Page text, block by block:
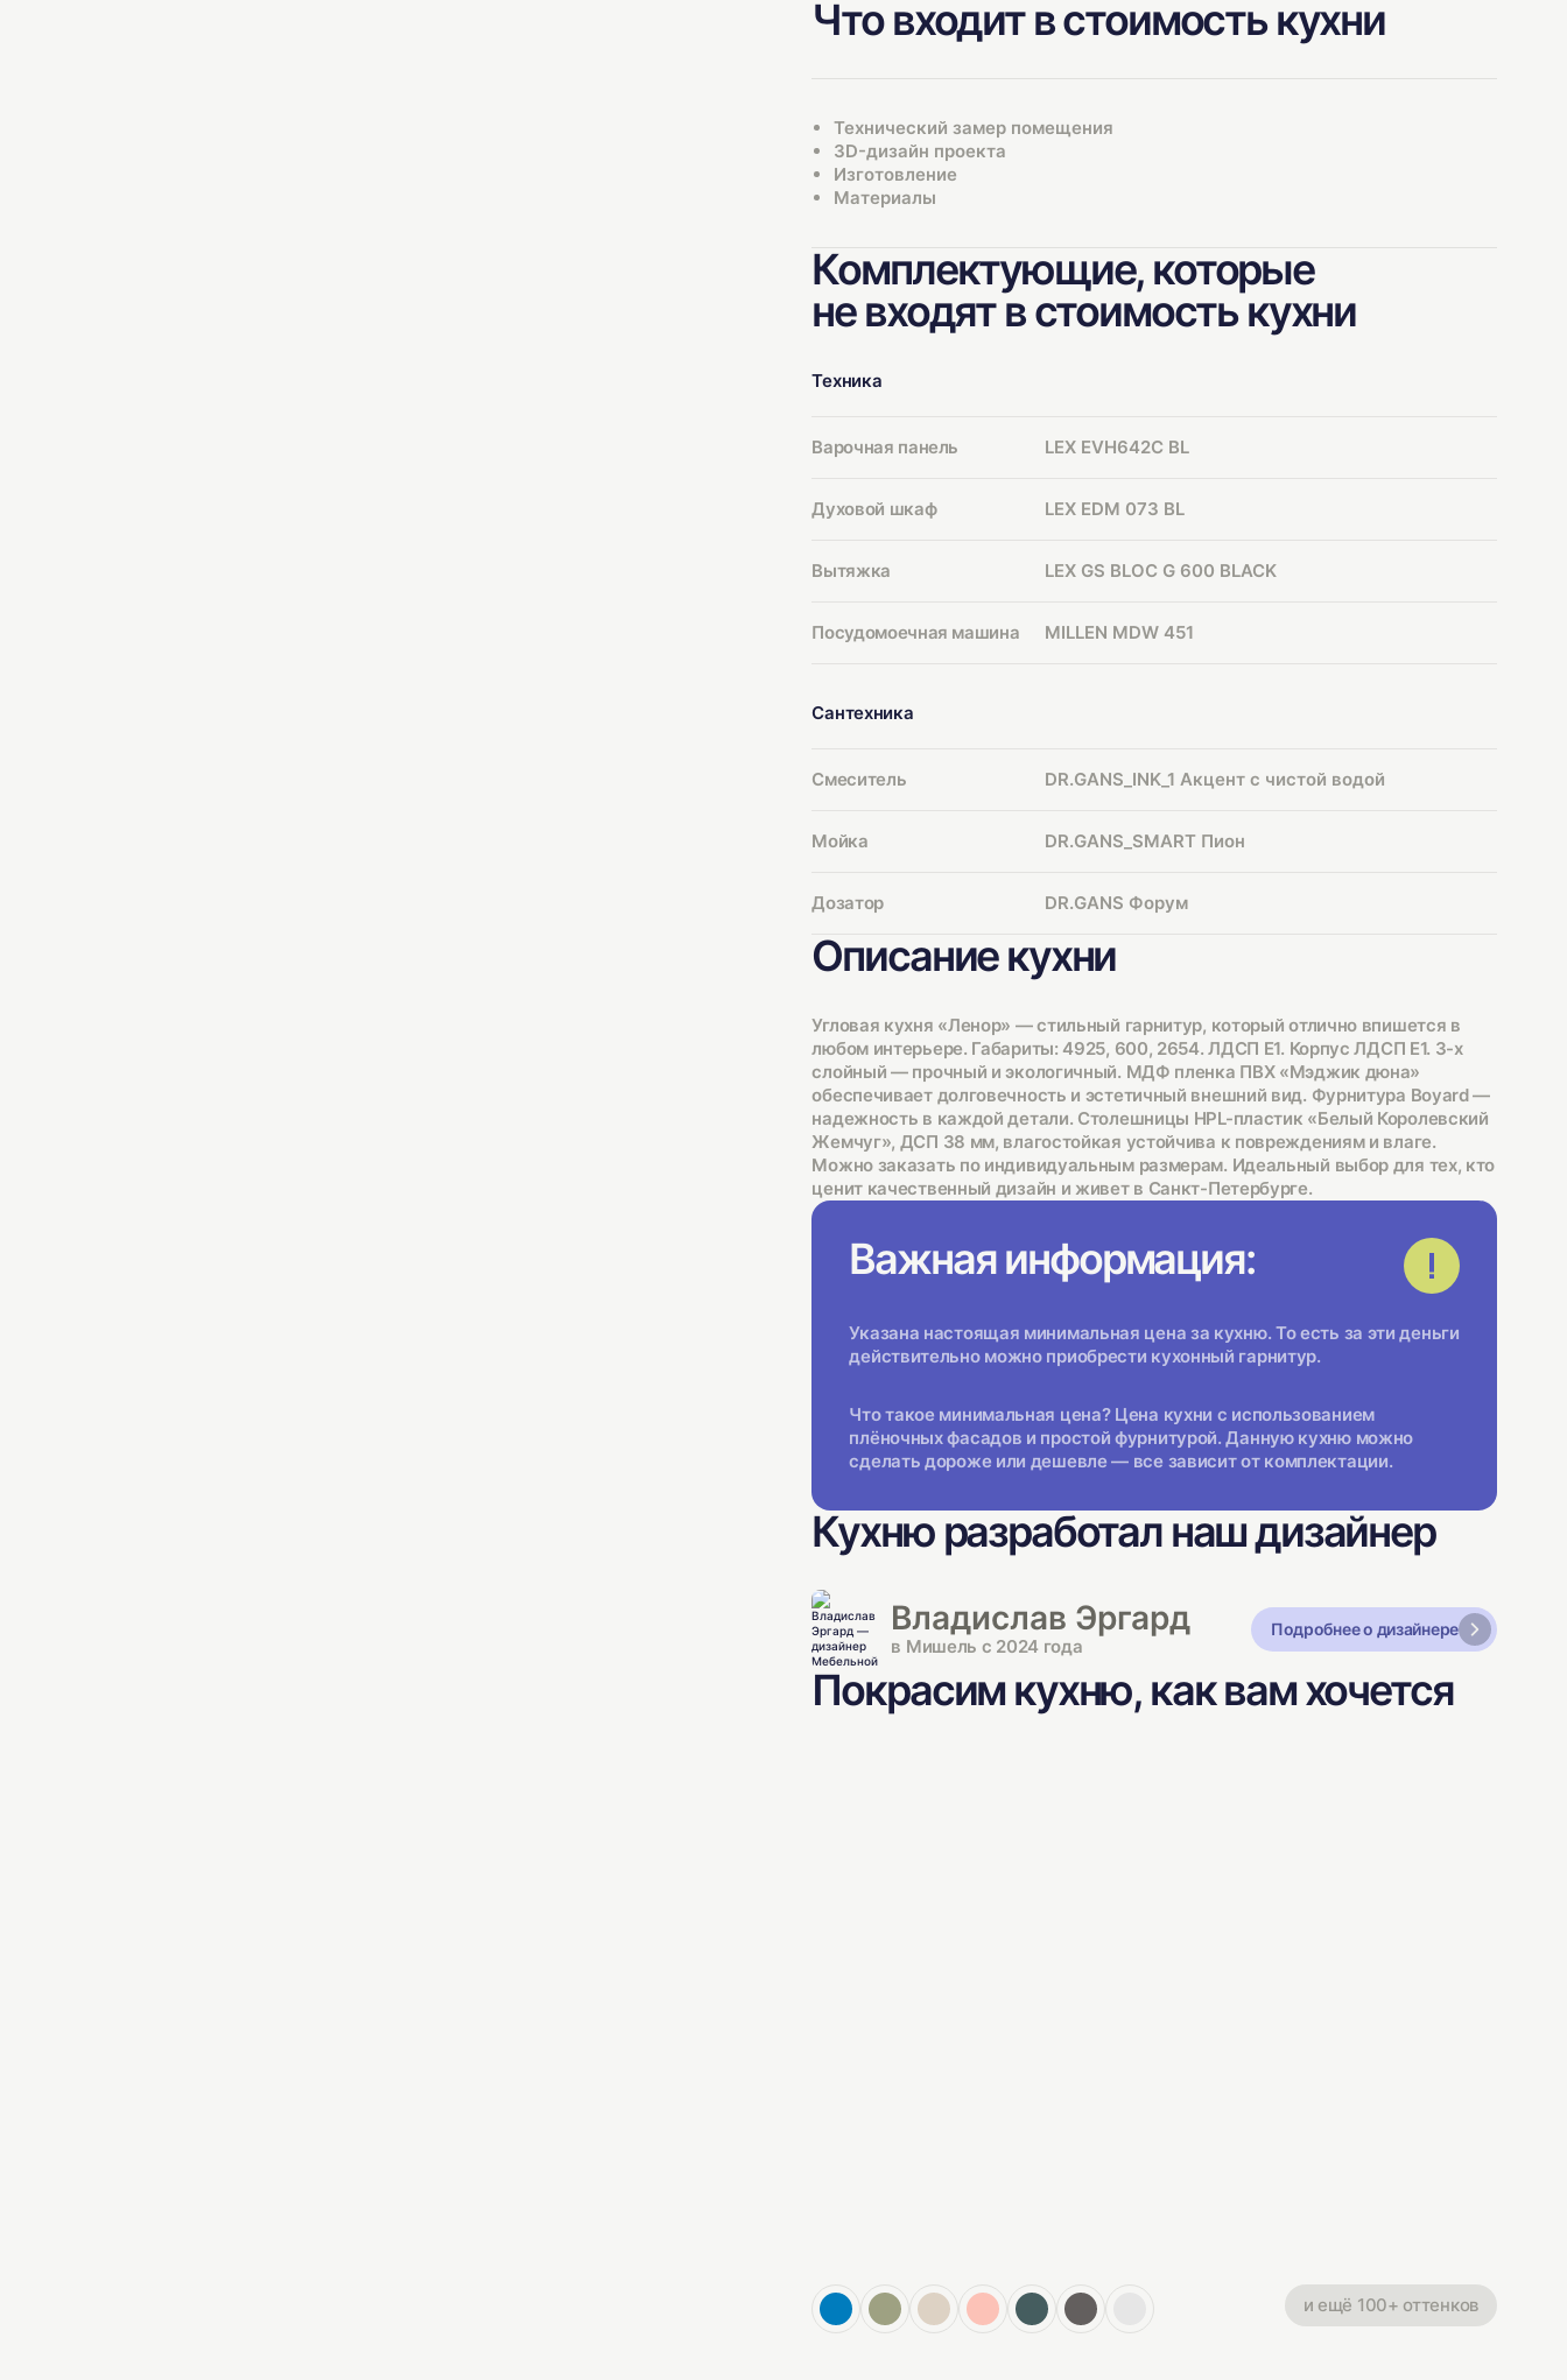
Что входит в стоимость кухни
Технический замер помещения
3D-дизайн проекта
Изготовление
Материалы
Комплектующие, которые
не входят в стоимость кухни
Техника
Варочная панель LEX EVH642C BL
Духовой шкаф LEX EDM 073 BL
Вытяжка LEX GS BLOC G 600 BLACK
Посудомоечная машина MILLEN MDW 451
Сантехника
Смеситель DR.GANS_INK_1 Акцент с чистой водой
Мойка DR.GANS_SMART Пион
Дозатор DR.GANS Форум
Описание кухни
Угловая кухня «Ленор» — стильный гарнитур, который отлично впишется в
любом интерьере. Габариты: 4925, 600, 2654. ЛДСП Е1. Корпус ЛДСП Е1. 3-х
слойный — прочный и экологичный. МДФ пленка ПВХ «Мэджик дюна»
обеспечивает долговечность и эстетичный внешний вид. Фурнитура Boyard —
надежность в каждой детали. Столешницы HPL-пластик «Белый Королевский
Жемчуг», ДСП 38 мм, влагостойкая устойчива к повреждениям и влаге.
Можно заказать по индивидуальным размерам. Идеальный выбор для тех, кто
ценит качественный дизайн и живет в Санкт-Петербурге.
Важная информация:
Указана настоящая минимальная цена за кухню. То есть за эти деньги
действительно можно приобрести кухонный гарнитур.
Что такое минимальная цена? Цена кухни с использованием
плёночных фасадов и простой фурнитурой. Данную кухню можно
сделать дороже или дешевле — все зависит от комплектации.
Кухню разработал наш дизайнер
Владислав Эргард
в Мишель с 2024 года
Подробнее о дизайнере
Покрасим кухню, как вам хочется
и ещё 100+ оттенков